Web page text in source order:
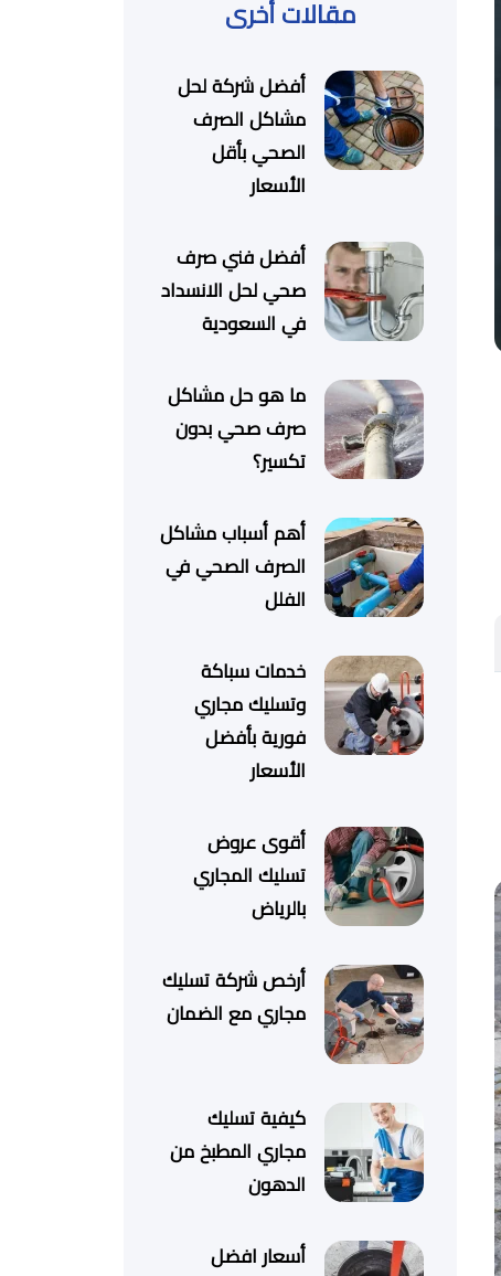
مقالات أخرى
أفضل شركة لحل
مشاكل الصرف
الصحي بأقل
الأسعار
أفضل فني صرف
صحي لحل الانسداد
في السعودية
ما هو حل مشاكل
صرف صحي بدون
تكسير؟
أهم أسباب مشاكل
الصرف الصحي في
الفلل
خدمات سباكة
وتسليك مجاري
فورية بأفضل
الأسعار
أقوى عروض
تسليك المجاري
بالرياض
أرخص شركة تسليك
مجاري مع الضمان
كيفية تسليك
مجاري المطبخ من
الدهون
أسعار افضل